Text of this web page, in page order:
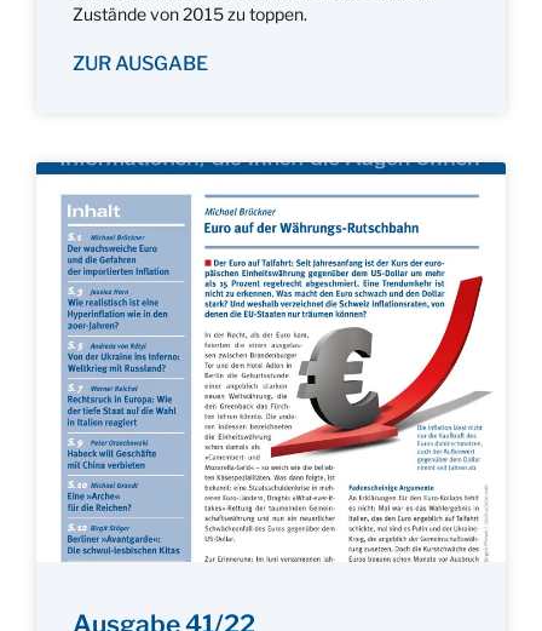
Zustände von 2015 zu toppen.
ZUR AUSGABE
Ausgabe 41/22